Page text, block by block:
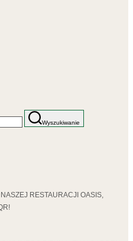
Wyszukiwanie
RESTAURACJI OASIS,